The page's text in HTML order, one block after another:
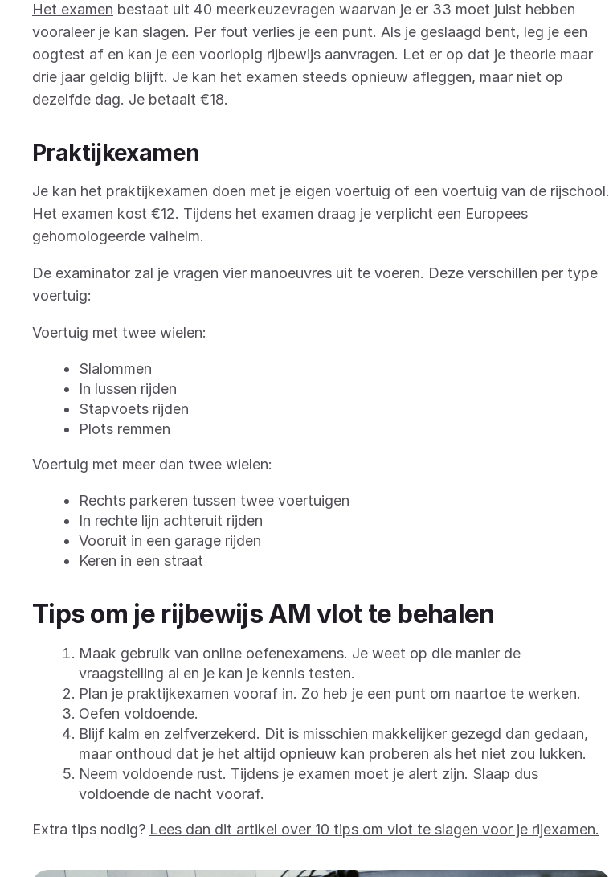
Het examen bestaat uit 40 meerkeuzevragen waarvan je er 33 moet juist hebben
vooraleer je kan slagen. Per fout verlies je een punt. Als je geslaagd bent, leg je een
oogtest af en kan je een voorlopig rijbewijs aanvragen. Let er op dat je theorie maar
drie jaar geldig blijft. Je kan het examen steeds opnieuw afleggen, maar niet op
dezelfde dag. Je betaalt €18.
Praktijkexamen
Je kan het praktijkexamen doen met je eigen voertuig of een voertuig van de rijschool.
Het examen kost €12. Tijdens het examen draag je verplicht een Europees
gehomologeerde valhelm.
De examinator zal je vragen vier manoeuvres uit te voeren. Deze verschillen per type
voertuig:
Voertuig met twee wielen:
Slalommen
In lussen rijden
Stapvoets rijden
Plots remmen
Voertuig met meer dan twee wielen:
Rechts parkeren tussen twee voertuigen
In rechte lijn achteruit rijden
Vooruit in een garage rijden
Keren in een straat
Tips om je rijbewijs AM vlot te behalen
Maak gebruik van online oefenexamens. Je weet op die manier de
vraagstelling al en je kan je kennis testen.
Plan je praktijkexamen vooraf in. Zo heb je een punt om naartoe te werken.
Oefen voldoende.
Blijf kalm en zelfverzekerd. Dit is misschien makkelijker gezegd dan gedaan,
maar onthoud dat je het altijd opnieuw kan proberen als het niet zou lukken.
Neem voldoende rust. Tijdens je examen moet je alert zijn. Slaap dus
voldoende de nacht vooraf.
Extra tips nodig? Lees dan dit artikel over 10 tips om vlot te slagen voor je rijexamen.